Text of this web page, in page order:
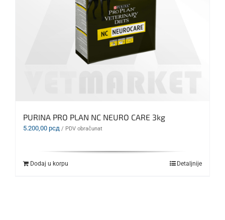
PURINA PRO PLAN NC NEURO CARE 3kg
5.200,00 рсд / PDV obračunat
Dodaj u korpu Detaljnije